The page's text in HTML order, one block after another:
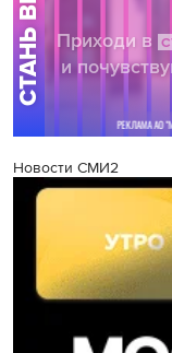
Новости СМИ2